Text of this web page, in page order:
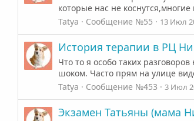
которые нас не
Tatya
Сообщение №55 13 Июл
История терапии в РЦ
Что то я особо таких
шоком. Часто прям на улице
Tatya
Сообщение №453 3 Июл
Экзамен Татьяны (мама